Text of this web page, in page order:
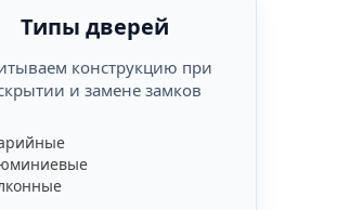
Типы дверей
конструкцию при
и замене замков